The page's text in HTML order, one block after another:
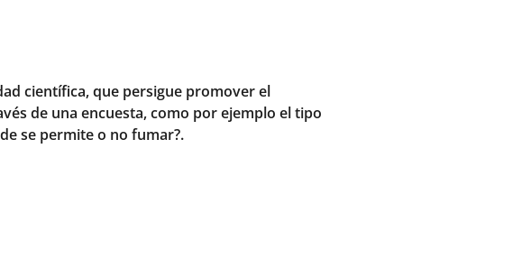
científica, que persigue promover el
de una encuesta, como por ejemplo el tipo
se permite o no fumar?.